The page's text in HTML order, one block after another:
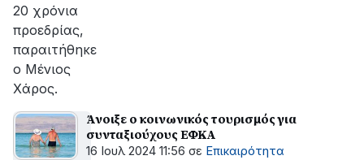
20 χρόνια
προεδρίας,
παραιτήθηκε
ο Μένιος
Χάρος.
Άνοιξε ο κοινωνικός τουρισμός για
συνταξιούχους ΕΦΚΑ
16 Ιουλ 2024 11:56 σε Επικαιρότητα